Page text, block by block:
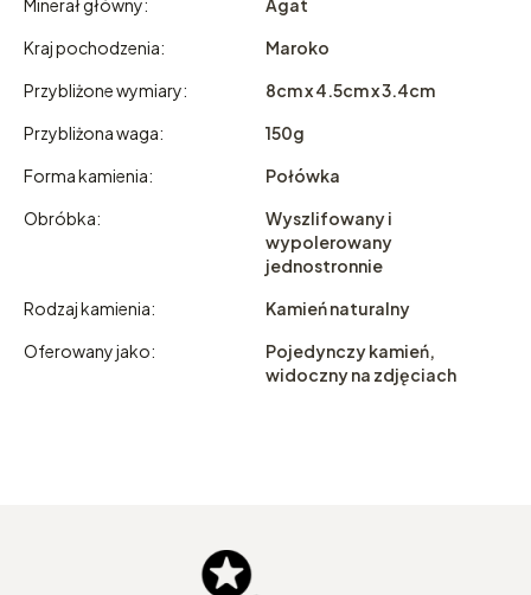
Minerał główny:
Agat
Kraj pochodzenia:
Maroko
Przybliżone wymiary:
8cm x 4.5cm x 3.4cm
Przybliżona waga:
150g
Forma kamienia:
Połówka
Obróbka:
Wyszlifowany i
wypolerowany
jednostronnie
Rodzaj kamienia:
Kamień naturalny
Oferowany jako:
Pojedynczy kamień,
widoczny na zdjęciach